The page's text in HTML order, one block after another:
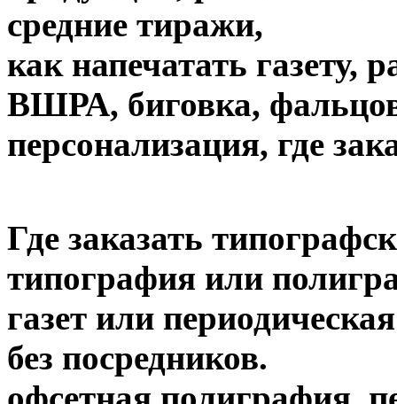
средние тиражи,
как напечатать газету,
ВШРА, биговка,
персонализация, где
Где заказать
типография или
газет или
без посредников.